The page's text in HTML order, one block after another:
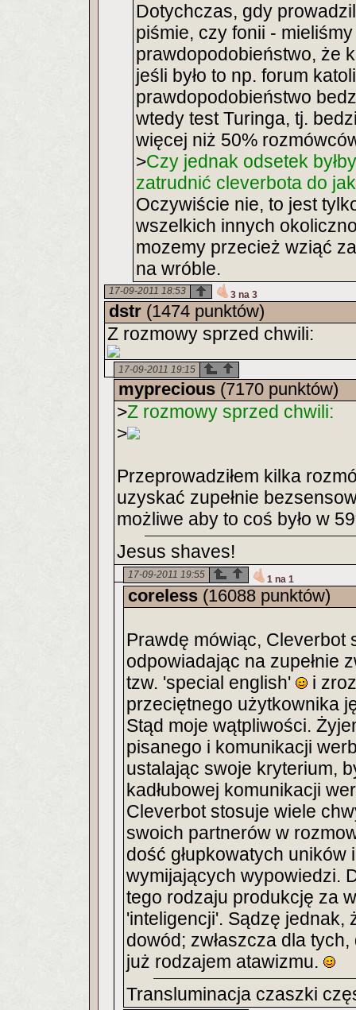
Dotychczas, gdy
piśmie, czy fonii -
prawdopodobieństwo, że
jeśli było to np. forum
prawdopodobieństwo
wtedy test Turinga, tj.
więcej niż 50%
>Czy jednak odsetek
zatrudnić cleverbota do
Oczywiście nie, to jest
wszelkich innych
mozemy przecież wziąć
na wróble.
17-09-2011 18:53 3 na 3
dstr (1474 punktów)
Z rozmowy sprzed chwili:
17-09-2011 19:15
myprecious (7170 punktów)
>Z rozmowy sprzed chwili:
>
Przeprowadziłem kilka
uzyskać zupełnie
możliwe aby to coś było w
Jesus shaves!
17-09-2011 19:55 1 na 1
coreless (16088 punktów)
Prawdę mówiąc, Cleverbot
odpowiadając na zupełnie
tzw. 'special english'
i
przeciętnego użytkownika
Stąd moje wątpliwości.
pisanego i komunikacji
ustalając swoje kryterium,
kadłubowej komunikacji
Cleverbot stosuje wiele
swoich partnerów w
dość głupkowatych uników
wymijających wypowiedzi.
tego rodzaju produkcję za
'inteligencji'. Sądzę jednak,
dowód; zwłaszcza dla
już rodzajem atawizmu.
Transluminacja czaszki